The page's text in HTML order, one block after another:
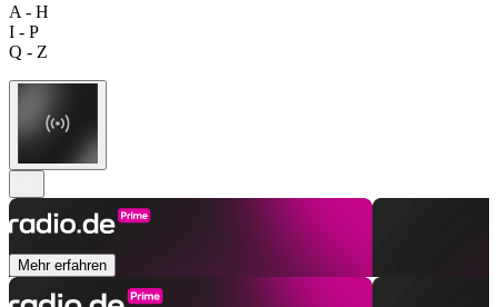
A - H
I - P
Q - Z
Mehr erfahren